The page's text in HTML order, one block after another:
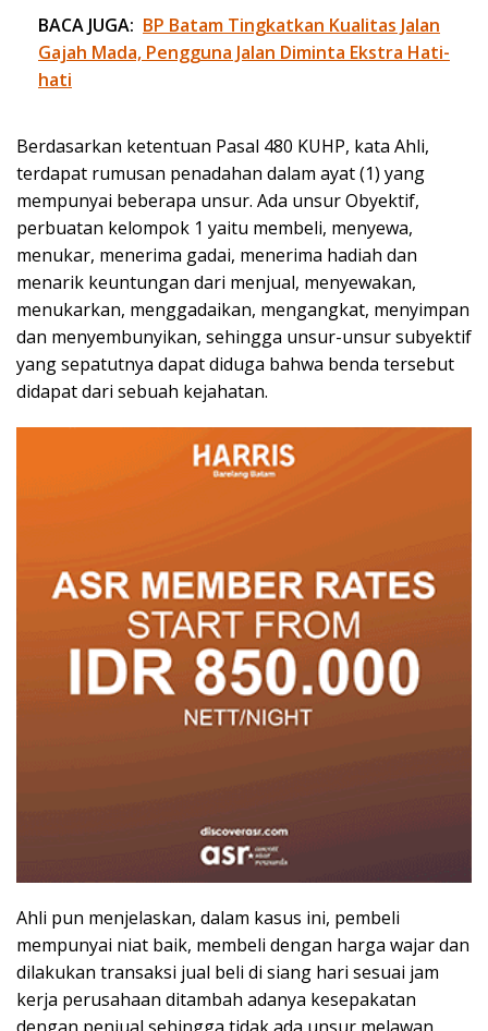
BACA JUGA: BP Batam Tingkatkan Kualitas Jalan
Gajah Mada, Pengguna Jalan Diminta Ekstra Hati-
hati
Berdasarkan ketentuan Pasal 480 KUHP, kata Ahli,
terdapat rumusan penadahan dalam ayat (1) yang
mempunyai beberapa unsur. Ada unsur Obyektif,
perbuatan kelompok 1 yaitu membeli, menyewa,
menukar, menerima gadai, menerima hadiah dan
menarik keuntungan dari menjual, menyewakan,
menukarkan, menggadaikan, mengangkat, menyimpan
dan menyembunyikan, sehingga unsur-unsur subyektif
yang sepatutnya dapat diduga bahwa benda tersebut
didapat dari sebuah kejahatan.
Ahli pun menjelaskan, dalam kasus ini, pembeli
mempunyai niat baik, membeli dengan harga wajar dan
dilakukan transaksi jual beli di siang hari sesuai jam
kerja perusahaan ditambah adanya kesepakatan